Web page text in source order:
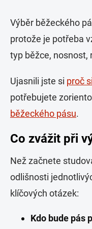
Výběr běžeckého
protože je potřeba
typ běžce, nosnost,
Ujasnili jste si proč
potřebujete
běžeckého pásu.
Co zvážit při
Než začnete
odlišnosti
klíčových otázek:
Kdo bude pás